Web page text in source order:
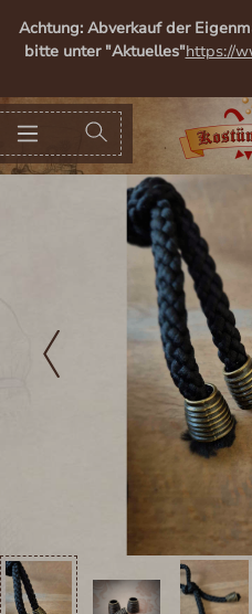
springen
Achtung: Abverkauf der
bitte unter "Aktuelles"https://
Bildergalerie überspringen